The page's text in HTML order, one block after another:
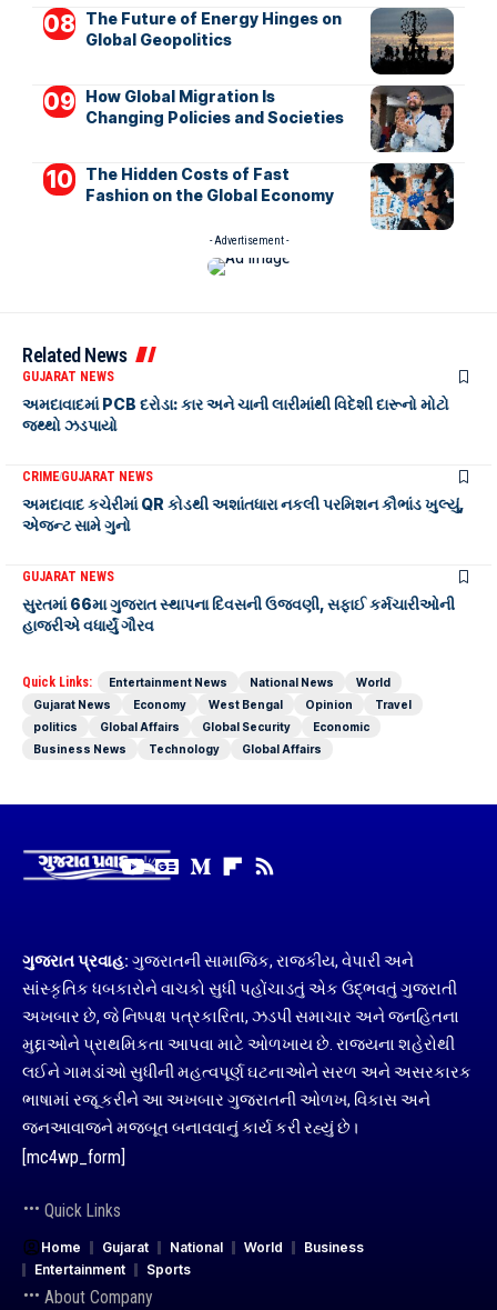
The Future of Energy Hinges on
Global Geopolitics
How Global Migration Is
Changing Policies and Societies
The Hidden Costs of Fast
Fashion on the Global Economy
- Advertisement -
Related News
GUJARAT NEWS
અમદાવાદમાં PCB દરોડા: કાર અને ચાની લારીમાંથી વિદેશી દારૂનો મોટો
જથ્થો ઝડપાયો
CRIMEGUJARAT NEWS
અમદાવાદ કચેરીમાં QR કોડથી અશાંતધારા નકલી પરમિશન કૌભાંડ ખુલ્યું,
એજન્ટ સામે ગુનો
GUJARAT NEWS
સુરતમાં 66મા ગુજરાત સ્થાપના દિવસની ઉજવણી, સફાઈ કર્મચારીઓની
હાજરીએ વધાર્યું ગૌરવ
Quick Links: Entertainment News National News
World
Gujarat News
Economy West Bengal Opinion
Travel
politics
Global Affairs Global Security
Economic
Business News
Technology Global Affairs
ગુજરાત પ્રવાહ: ગુજરાતની સામાજિક, રાજકીય, વેપારી અને
સાંસ્કૃતિક ધબકારોને વાચકો સુધી પહોંચાડતું એક ઉદ્ભવતું ગુજરાતી
અખબાર છે, જે નિષ્પક્ષ પત્રકારિતા, ઝડપી સમાચાર અને જનહિતના
મુદ્દાઓને પ્રાથમિકતા આપવા માટે ઓળખાય છે. રાજ્યના શહેરોથી
લઈને ગામડાંઓ સુધીની મહત્વપૂર્ણ ઘટનાઓને સરળ અને અસરકારક
ભાષામાં રજૂ કરીને આ અખબાર ગુજરાતની ઓળખ, વિકાસ અને
જનઆવાજને મજબૂત બનાવવાનું કાર્ય કરી રહ્યું છે।
[mc4wp_form]
Quick Links
Home Gujarat National World
Business
Entertainment
Sports
About Company